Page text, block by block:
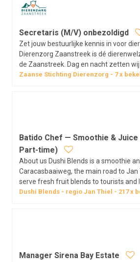
Secretaris (M/V) onbezoldigd
Zet jouw bestuurlijke kennis in voor
Dierenzorg Zaanstreek is dé
de Zaanstreek. Dag en nacht zetten
in nood in Zaanstad, Oostzaan en
Zaanse Stichting Dierenzorg 7x
Batido Chef — Smoothie &
Part-time)
About us Dushi Blends is a smoothie and juice kiosk on
Caracasbaaiweg, the main road to Jan
serve fresh fruit blends to tourists and
new, and growing, which means the
Dushi Blends regio Jan Thiel 217x
Manager Sirena Bay Estate